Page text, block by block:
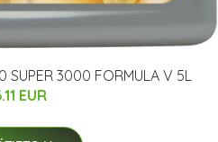
3000 FORMULA V 5L
EUR